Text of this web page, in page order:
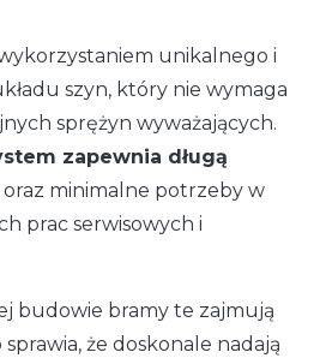
unikalnego i
szyn, który nie wymaga
sprężyn wyważających.
zapewnia długą
oraz minimalne potrzeby w
prac serwisowych i
budowie bramy te zajmują
że doskonale nadają